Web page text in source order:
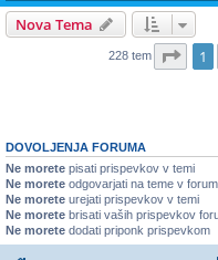
Nova Tema
228 tem Stran
1
DOVOLJENJA FORUMA
Ne morete pisati prispevkov v temi
Ne morete odgovarjati na teme v
Ne morete urejati prispevkov v temi
Ne morete brisati vaših prispevkov
Ne morete dodati priponk prispevkom